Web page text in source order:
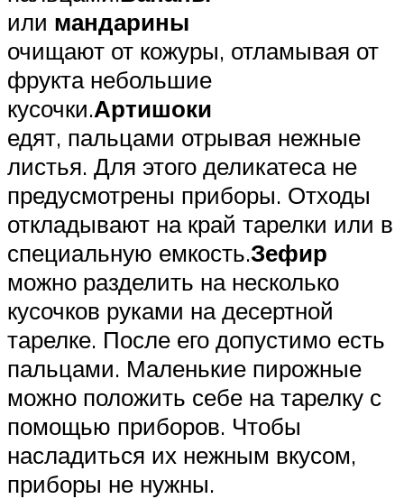
или мандарины
очищают от кожуры, отламывая от
фрукта небольшие
кусочки.Артишоки
едят, пальцами отрывая нежные
листья. Для этого деликатеса не
предусмотрены приборы. Отходы
откладывают на край тарелки или в
специальную емкость.Зефир
можно разделить на несколько
кусочков руками на десертной
тарелке. После его допустимо есть
пальцами. Маленькие пирожные
можно положить себе на тарелку с
помощью приборов. Чтобы
насладиться их нежным вкусом,
приборы не нужны.